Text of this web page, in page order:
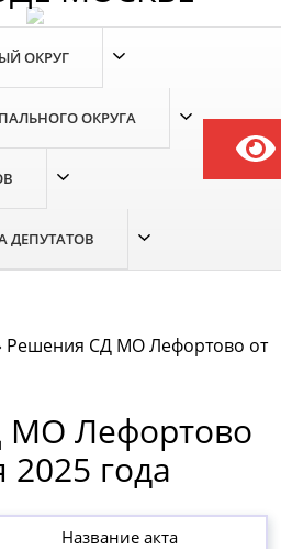
ОКРУГ
ОКРУГА
ДЕПУТАТОВ
Решения СД МО Лефортово от
Лефортово
2025 года
Название акта